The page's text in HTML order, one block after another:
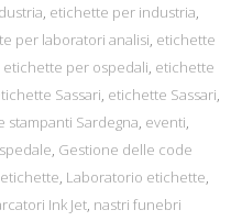
, etichette per industria,
per laboratori analisi, etichette
etichette per ospedali, etichette
Sassari, etichette Sassari,
stampanti Sardegna, eventi,
, Gestione delle code
, Laboratorio etichette,
Ink Jet, nastri funebri